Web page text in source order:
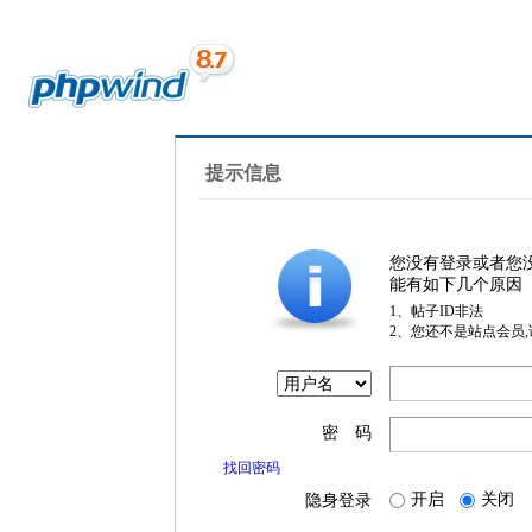
提示信息
您没有登录或者您
能有如下几个原因
1、帖子ID非法
2、您还不是站点会员
密 码
找回密码
隐身登录 开启 关闭